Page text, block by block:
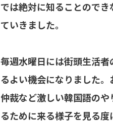
では絶対に知ることので
ていきました。
毎週水曜日には街頭生活
るよい機会になりました
仲裁など激しい韓国語の
るために来る様子を見る